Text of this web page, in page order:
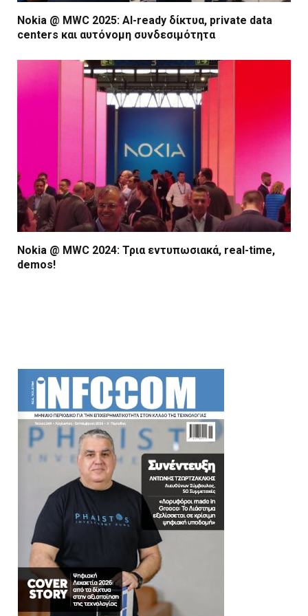
Nokia @ MWC 2025: AI-ready δίκτυα, private data
centers και αυτόνομη συνδεσιμότητα
Nokia @ MWC 2024: Τρια εντυπωσιακά, real-time,
demos!